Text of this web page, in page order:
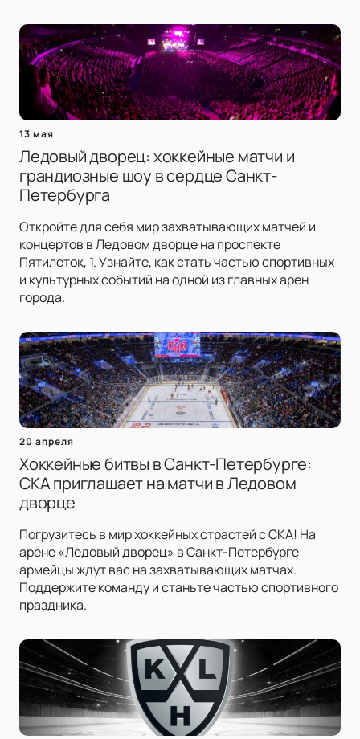
13 мая
Ледовый дворец: хоккейные матчи и
грандиозные шоу в сердце Санкт-
Петербурга
Откройте для себя мир захватывающих матчей и
концертов в Ледовом дворце на проспекте
Пятилеток, 1. Узнайте, как стать частью спортивных
и культурных событий на одной из главных арен
города.
20 апреля
Хоккейные битвы в Санкт-Петербурге:
СКА приглашает на матчи в Ледовом
дворце
Погрузитесь в мир хоккейных страстей с СКА! На
арене «Ледовый дворец» в Санкт-Петербурге
армейцы ждут вас на захватывающих матчах.
Поддержите команду и станьте частью спортивного
праздника.